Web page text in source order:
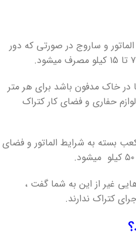
و ساروج در صورتی که دور
در خاک مدفون باشد برای هر متر
بسته به لوازم حفاری و فضای کار کتراک
بسته به شرایط الماتور و فضای
غیر از این به شما گفت ،
کتراک ندارند.